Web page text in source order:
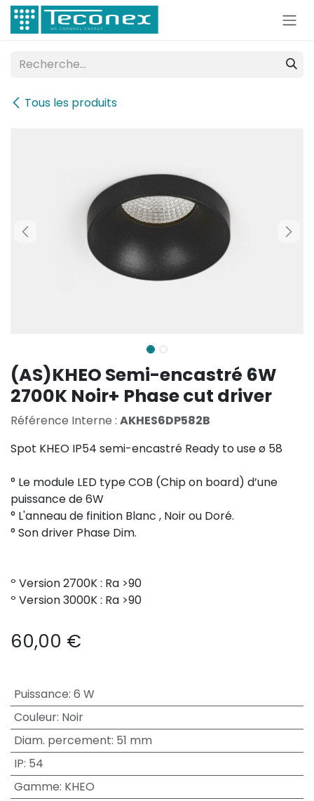
Se rendre au contenu
Tous les produits
(AS)KHEO Semi-encastré 6W
2700K Noir+ Phase cut driver
Référence Interne : AKHES6DP582B
Spot KHEO IP54 semi-encastré Ready to use ø 58
° Le module LED type COB (Chip on board) d’une
puissance de 6W
° L'anneau de finition Blanc , Noir ou Doré.
° Son driver Phase Dim.
º Version 2700K : Ra >90
º Version 3000K : Ra >90
60,00 €
Puissance: 6 W
Couleur: Noir
Diam. percement: 51 mm
IP: 54
Gamme: KHEO